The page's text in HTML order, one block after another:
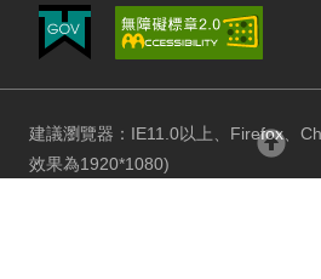
建議瀏覽器：IE11.0以上、Firefox、
效果為1920*1080)
回